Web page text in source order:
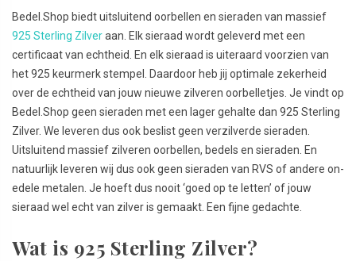
Bedel.Shop biedt uitsluitend oorbellen en sieraden van massief
925 Sterling Zilveraan. Elk sieraad wordt geleverd met een
certificaat van echtheid. En elk sieraad is uiteraard voorzien van
het 925 keurmerk stempel. Daardoor heb jij optimale zekerheid
over de echtheid van jouw nieuwe zilveren oorbelletjes. Je vindt op
Bedel.Shop geen sieraden met een lager gehalte dan 925 Sterling
Zilver. We leveren dus ook beslist geen verzilverde sieraden.
Uitsluitend massief zilveren oorbellen, bedels en sieraden. En
natuurlijk leveren wij dus ook geen sieraden van RVS of andere on-
edele metalen. Je hoeft dus nooit ‘goed op te letten’ of jouw
sieraad wel echt van zilver is gemaakt. Een fijne gedachte.
Wat is 925 Sterling Zilver?